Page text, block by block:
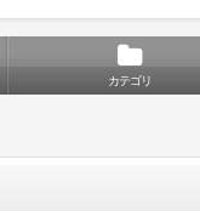
カテゴリ